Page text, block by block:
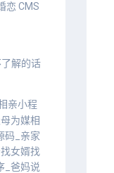
恋 CMS
解的话
亲小程
为媒相
码_亲家
女婿找
_爸妈说